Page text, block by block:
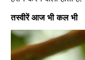
तस्वीरें आज भी कल भी